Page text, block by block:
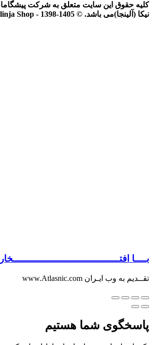
کلیه حقوق این سایت متعلق به شرکت
نیکا (آلینجا)می باشد. © Copyrights Allinja Shop - 1398-1405
بــــا افتــــــــــــــــــــــــــــــــــــخار
تقــدیم به وب ایـران www.Atlasnic.com
پاسخگوی شما هستیم